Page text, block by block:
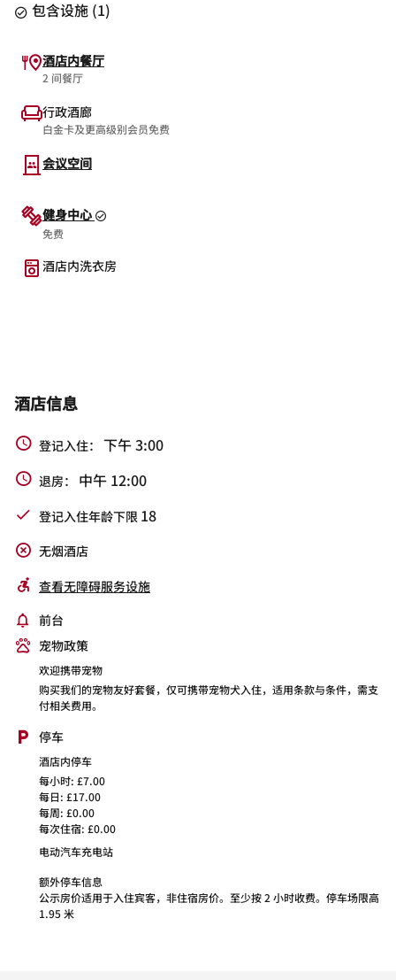
包含设施 (1)
酒店内餐厅
2 间餐厅
行政酒廊
白金卡及更高级别会员免费
会议空间
健身中心
免费
酒店内洗衣房
酒店信息
登记入住： 下午 3:00
退房： 中午 12:00
登记入住年龄下限 18
无烟酒店
查看无障碍服务设施
前台
宠物政策
欢迎携带宠物
购买我们的宠物友好套餐，仅可携带宠物犬入住，适用条款与条件，需支
付相关费用。
停车
酒店内停车
每小时: £7.00
每日: £17.00
每周: £0.00
每次住宿: £0.00
电动汽车充电站
额外停车信息
公示房价适用于入住宾客，非住宿房价。至少按 2 小时收费。停车场限高
1.95 米